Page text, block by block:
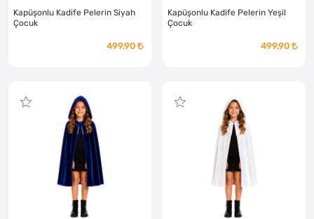
Kapüşonlu Kadife Pelerin Siyah
Çocuk
499,90
Kapüşonlu Kadife Pelerin Yeşil
Çocuk
499,90